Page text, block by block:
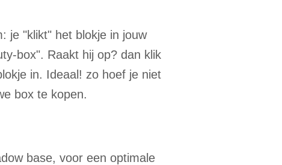
je "klikt" het blokje in jouw
box". Raakt hij op? dan klik
in. Ideaal! zo hoef je niet
box te kopen.
base, voor een optimale